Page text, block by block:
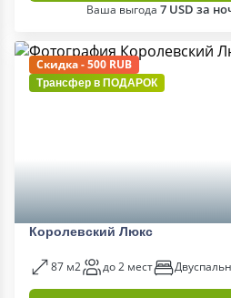
Ваша выгода 7 USD за
Скидка - 500 RUB
Трансфер в ПОДАРОК
Королевский Люкс
87 м2 до 2 мест